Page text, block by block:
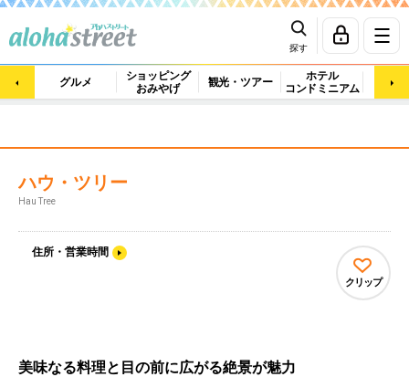
探す
グルメ
ショッピング
おみやげ
観光・ツアー
ホテル
コンドミニアム
マッ
ハウ・ツリー
Hau Tree
住所・営業時間
クリップ
美味なる料理と目の前に広がる絶景が魅力